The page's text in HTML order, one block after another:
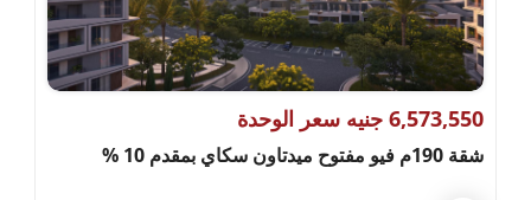
6,573,550 جنيه سعر الوحدة
شقة 190م فيو مفتوح ميدتاون سكاي بمقدم 10 %